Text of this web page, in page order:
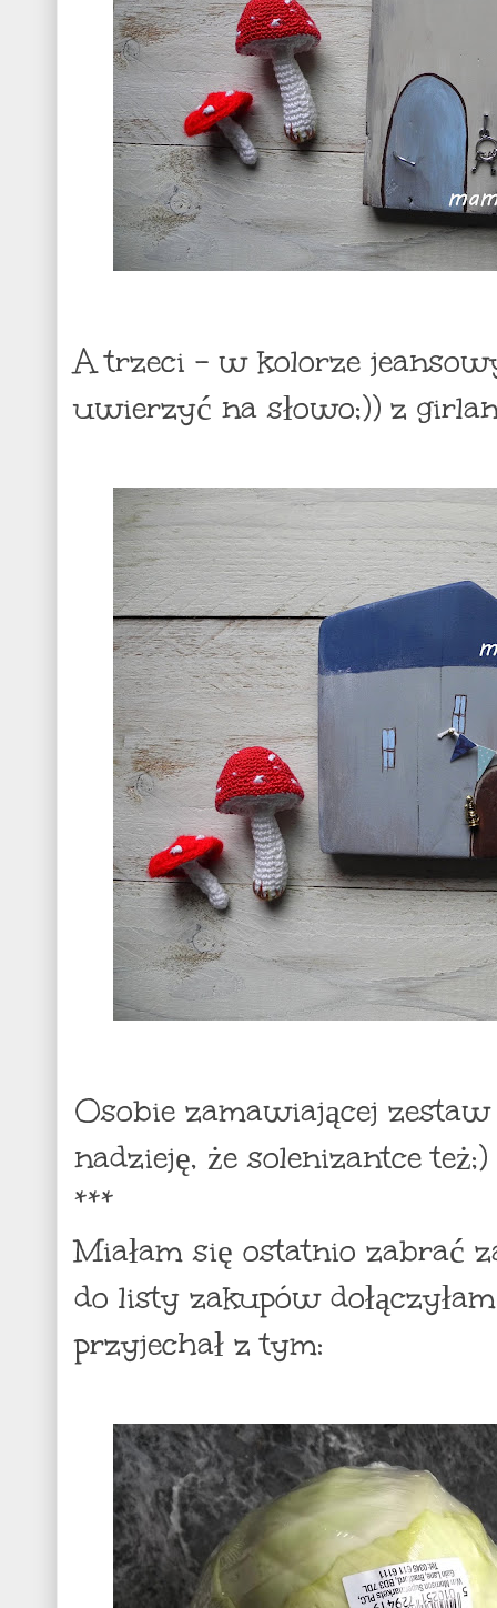
A trzeci - w kolorze
uwierzyć na słowo;)) z
Osobie zamawiającej zestaw
nadzieję, że solenizantce też;)
***
Miałam się ostatnio zabrać
do listy zakupów
przyjechał z tym: